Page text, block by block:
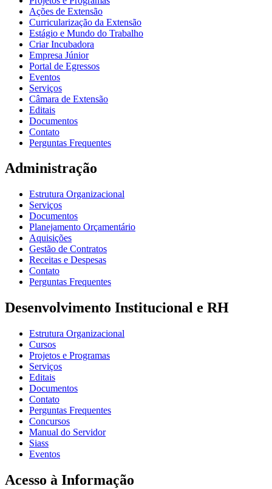
Ações de Extensão
Curricularização da Extensão
Estágio e Mundo do Trabalho
Criar Incubadora
Empresa Júnior
Portal de Egressos
Eventos
Serviços
Câmara de Extensão
Editais
Documentos
Contato
Perguntas Frequentes
Administração
Estrutura Organizacional
Serviços
Documentos
Planejamento Orçamentário
Aquisições
Gestão de Contratos
Receitas e Despesas
Contato
Perguntas Frequentes
Desenvolvimento Institucional e RH
Estrutura Organizacional
Cursos
Projetos e Programas
Serviços
Editais
Documentos
Contato
Perguntas Frequentes
Concursos
Manual do Servidor
Siass
Eventos
Acesso à Informação